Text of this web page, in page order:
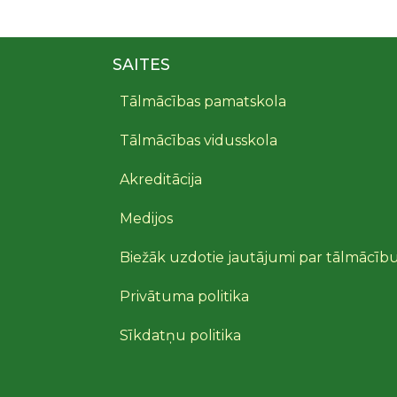
SAITES
Tālmācības pamatskola
Tālmācības vidusskola
Akreditācija
Medijos
Biežāk uzdotie jautājumi par
Privātuma politika
Sīkdatņu politika